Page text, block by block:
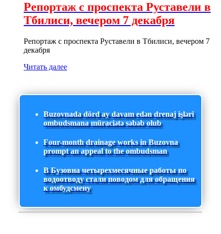
Репортаж с проспекта Руставели в
Тбилиси, вечером 7 декабря
Репортаж с проспекта Руставели в Тбилиси, вечером 7
декабря
Читать далее
Buzovnada dörd ay davam edən drenaj işləri
ombudsmana müraciətə səbəb olub
Four-month drainage works in Buzovna
prompt an appeal to the ombudsman
В Бузовна четырехмесячные работы по
водоотводу стали поводом для обращения
к омбудсмену